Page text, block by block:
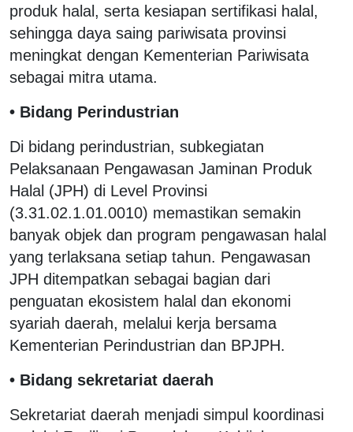
produk halal, serta kesiapan sertifikasi halal,
sehingga daya saing pariwisata provinsi
meningkat dengan Kementerian Pariwisata
sebagai mitra utama.
• Bidang Perindustrian
Di bidang perindustrian, subkegiatan
Pelaksanaan Pengawasan Jaminan Produk
Halal (JPH) di Level Provinsi
(3.31.02.1.01.0010) memastikan semakin
banyak objek dan program pengawasan halal
yang terlaksana setiap tahun. Pengawasan
JPH ditempatkan sebagai bagian dari
penguatan ekosistem halal dan ekonomi
syariah daerah, melalui kerja bersama
Kementerian Perindustrian dan BPJPH.
• Bidang sekretariat daerah
Sekretariat daerah menjadi simpul koordinasi